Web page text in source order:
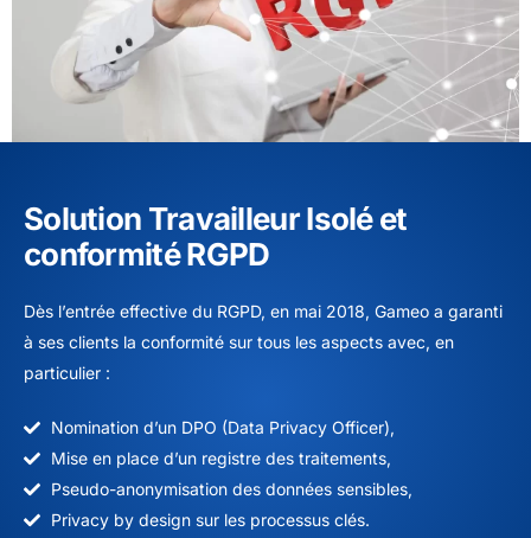
Solution Travailleur Isolé et
conformité RGPD
Dès l’entrée effective du RGPD, en mai 2018, Gameo a garanti
à ses clients la conformité sur tous les aspects avec, en
particulier :
Nomination d’un DPO (Data Privacy Officer),
Mise en place d’un registre des traitements,
Pseudo-anonymisation des données sensibles,
Privacy by design sur les processus clés.